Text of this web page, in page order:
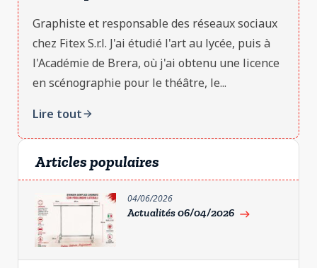
Graphiste et responsable des réseaux sociaux
chez Fitex S.r.l. J'ai étudié l'art au lycée, puis à
l'Académie de Brera, où j'ai obtenu une licence
en scénographie pour le théâtre, le...
Lire toutarrow_forward
Articles populaires
04/06/2026
Actualités 06/04/2026 east